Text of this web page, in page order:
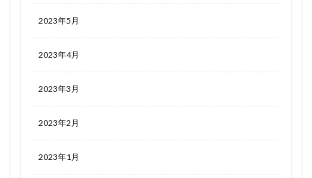
2023年5月
2023年4月
2023年3月
2023年2月
2023年1月